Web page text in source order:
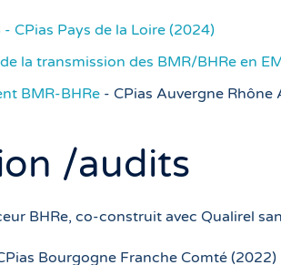
CPias Pays de la Loire (2024)
la transmission des BMR/BHRe en
BMR-BHRe - CPias Auvergne Rhône
/audits
BHRe, co-construit avec Qualirel
Bourgogne Franche Comté (2022)